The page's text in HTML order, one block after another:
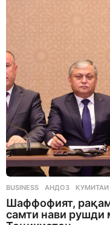
BUSINESS АНДОЗ ,
Шаффофият,
самти нави рушди